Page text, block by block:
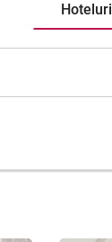
Hoteluri